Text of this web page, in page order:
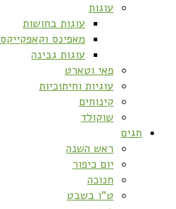
עוגות
עוגות בחושות
מאפינס וקאפקייקס
עוגות גבינה
פאי וטארט
עוגיות וחיתוכיות
קינוחים
שוקולד
חגים
ראש השנה
יום כיפור
חנוכה
ט”ו בשבט